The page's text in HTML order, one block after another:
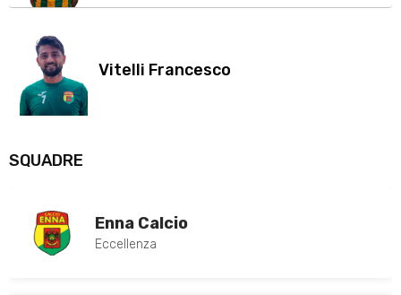
Vitelli Francesco
SQUADRE
Enna Calcio
Eccellenza